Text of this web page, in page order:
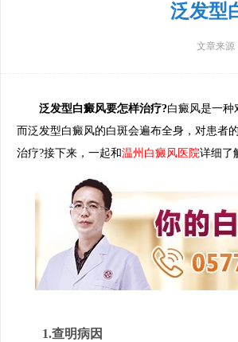
泛发型
文章来源
泛发型白癜风要怎样治疗?白癜风是一种
而泛发型白癜风的白斑会遍布全身，对患者
治疗?接下来，一起和温州白癜风医院详细了
1.查明病因